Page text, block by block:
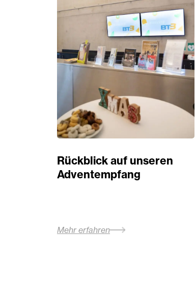
Rückblick auf unseren
Adventempfang
Mehr erfahren